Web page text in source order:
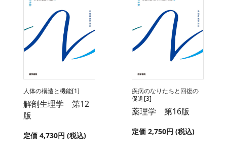
人体の構造と機能[1]
解剖生理学 第12
版
定価 4,730円 (税込)
疾病のなりたちと回復の
促進[3]
薬理学 第16版
定価 2,750円 (税込)